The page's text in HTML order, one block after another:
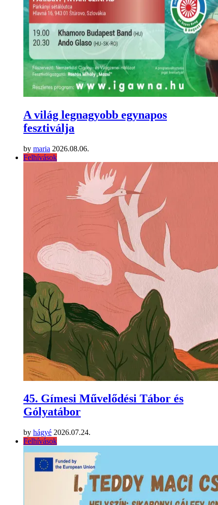
A világ legnagyobb egynapos
fesztiválja
by maria 2026.08.06.
Felhívások
45. Gímesi Művelődési Tábor és
Gólyatábor
by hágyé 2026.07.24.
Felhívások